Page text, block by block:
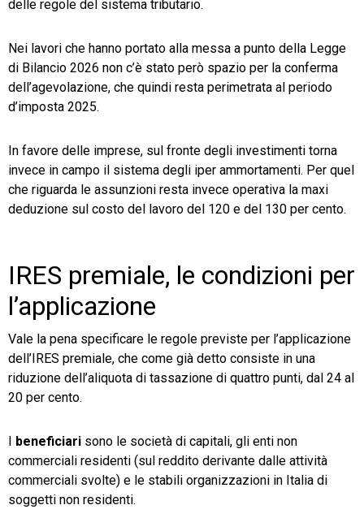
delle regole del sistema tributario.
Nei lavori che hanno portato alla messa a punto della Legge
di Bilancio 2026 non c’è stato però spazio per la conferma
dell’agevolazione, che quindi resta perimetrata al periodo
d’imposta 2025.
In favore delle imprese, sul fronte degli investimenti torna
invece in campo il sistema degli iper ammortamenti. Per quel
che riguarda le assunzioni resta invece operativa la maxi
deduzione sul costo del lavoro del 120 e del 130 per cento.
IRES premiale, le condizioni per
l’applicazione
Vale la pena specificare le regole previste per l’applicazione
dell’IRES premiale, che come già detto consiste in una
riduzione dell’aliquota di tassazione di quattro punti, dal 24 al
20 per cento.
beneficiari sono le società di capitali, gli enti non
commerciali residenti (sul reddito derivante dalle attività
commerciali svolte) e le stabili organizzazioni in Italia di
soggetti non residenti.